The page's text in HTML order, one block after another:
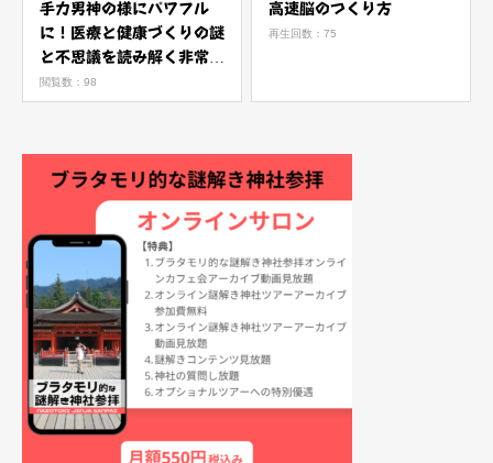
手力男神の様にパワフル
に！医療と健康づくりの謎
と不思議を読み解く非常識
な健康講座 BOCKIES版
閲覧数：98
高速脳のつくり方
再生回数：75